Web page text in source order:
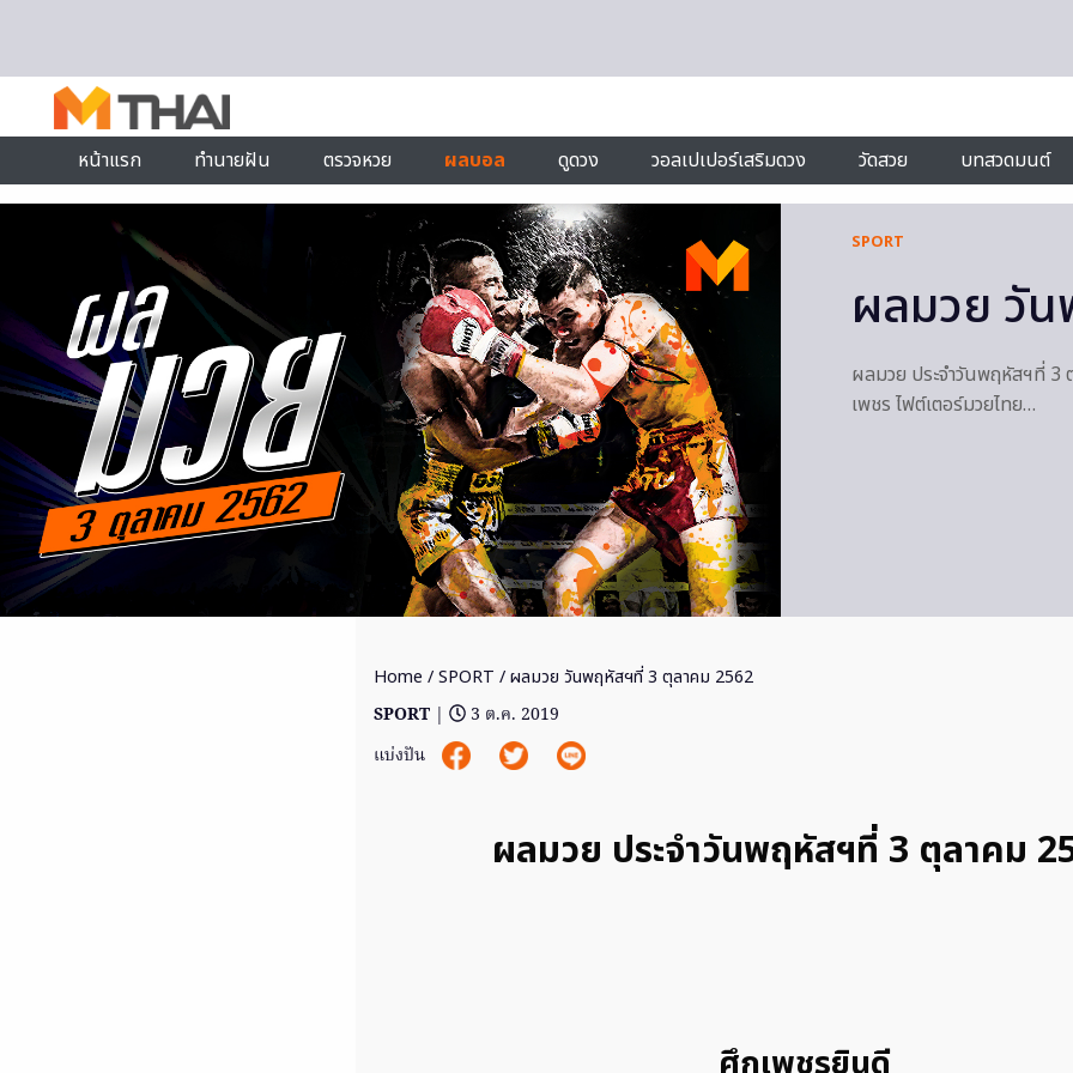
หน้าแรก ทำนายฝัน ตรวจหวย ผลบอล ดูดวง วอลเปเปอร์เสริมดวง วัดสวย บทสวดมนต์
SPORT
ผลมวย วั
ผลมวย ประจำวันพฤหัสฯที่
เพชร ไฟต์เตอร์มวยไทย…
Home /SPORT / ผลมวย วันพฤหัสฯที่ 3 ตุลาคม 2562
SPORT |
3 ต.ค. 2019
แบ่งปัน
ผลมวย ประจำวันพฤหัสฯที่ 3 ตุลาคม